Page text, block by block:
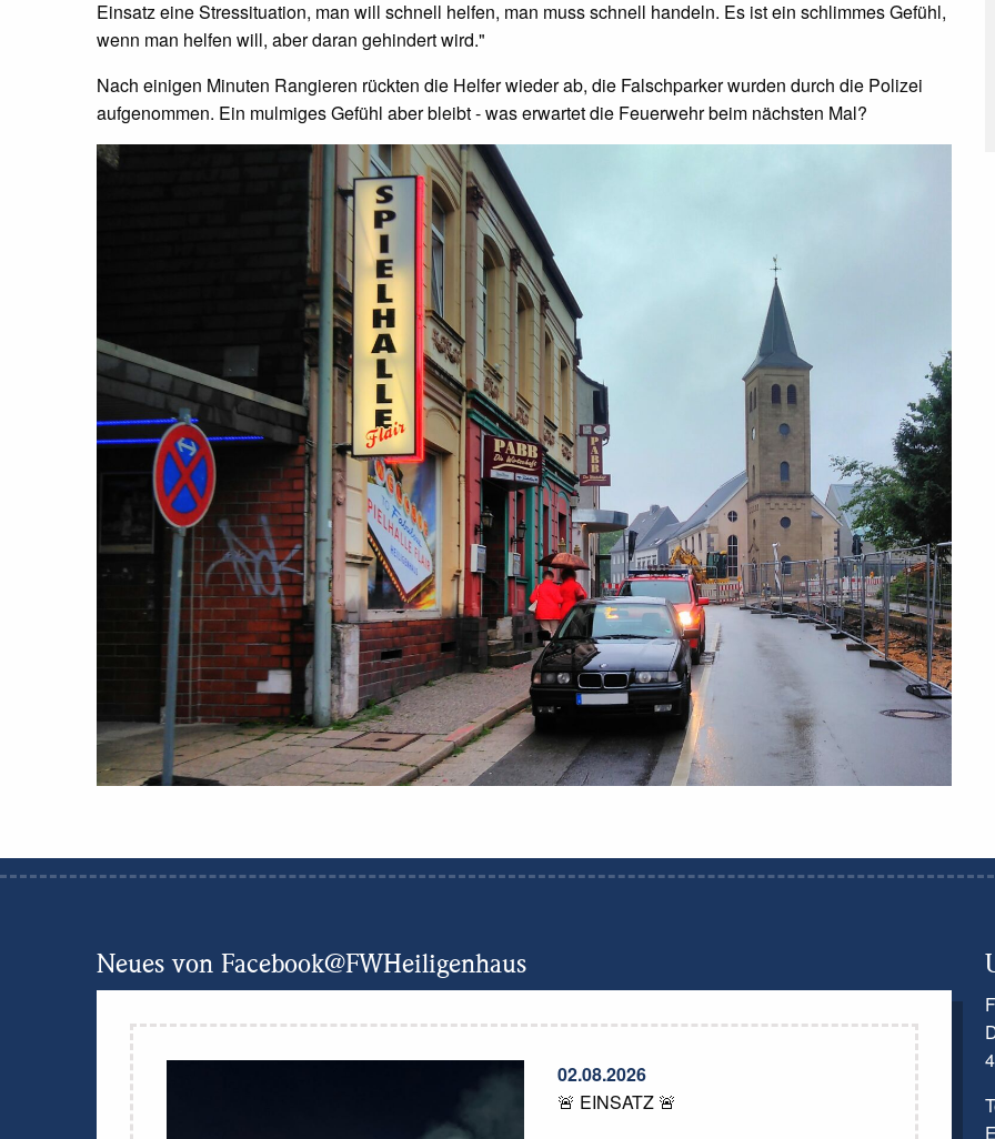
Einsatz eine Stressituation, man will schnell helfen, man muss schnell handeln. Es ist ein schlimmes Gefühl,
wenn man helfen will, aber daran gehindert wird."
Nach einigen Minuten Rangieren rückten die Helfer wieder ab, die Falschparker wurden durch die Polizei
aufgenommen. Ein mulmiges Gefühl aber bleibt - was erwartet die Feuerwehr beim nächsten Mal?
Neues von Facebook@FWHeiligenhaus
02.08.2026
🚨 EINSATZ 🚨